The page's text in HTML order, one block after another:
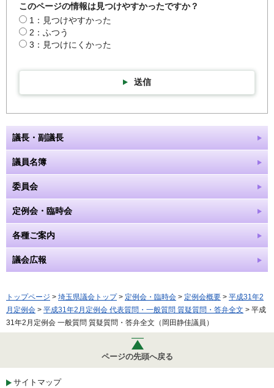
このページの情報は見つけやすかったですか？
1：見つけやすかった
2：ふつう
3：見つけにくかった
送信
議長・副議長
議員名簿
委員会
定例会・臨時会
各種ご案内
議会広報
トップページ > 埼玉県議会トップ> 定例会・臨時会 > 定例会概要 > 平成31年2
月定例会 > 平成31年2月定例会 代表質問・一般質問 質疑質問・答弁全文 > 平成
31年2月定例会 一般質問 質疑質問・答弁全文（岡田静佳議員）
ページの先頭へ戻る
サイトマップ